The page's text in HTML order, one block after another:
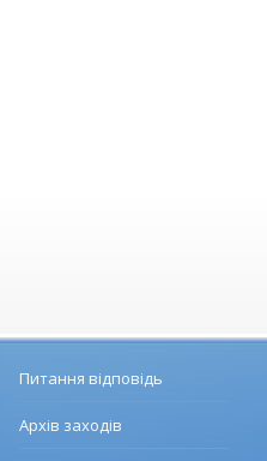
Питання відповідь
Архів заходів